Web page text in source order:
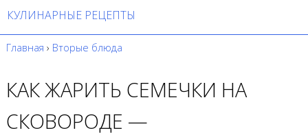
КУЛИНАРНЫЕ РЕЦЕПТЫ
Главная › Вторые блюда
КАК ЖАРИТЬ СЕМЕЧКИ НА
СКОВОРОДЕ —